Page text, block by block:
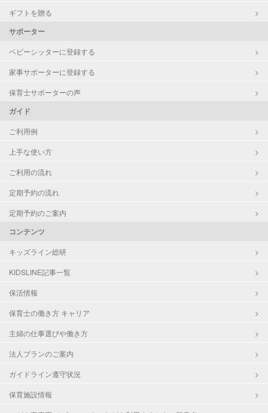
ギフトを贈る
サポーター
ベビーシッターに登録する
家事サポーターに登録する
保育士サポーターの声
ガイド
ご利用例
上手な使い方
ご利用の流れ
定期予約の流れ
定期予約のご案内
コンテンツ
キッズライン総研
KIDSLINE記事一覧
保活情報
保育士の働き方 キャリア
主婦の仕事選びや働き方
法人プランのご案内
ガイドライン遵守状況
保育施設情報